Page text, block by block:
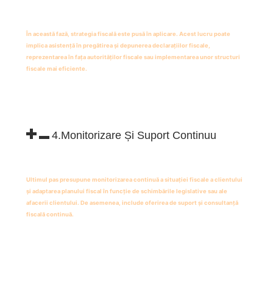
În această fază, strategia fiscală este pusă în aplicare. Acest lucru poate
implica asistență în pregătirea și depunerea declarațiilor fiscale,
reprezentarea în fața autorităților fiscale sau implementarea unor structuri
fiscale mai eficiente.
4.Monitorizare Și Suport Continuu
Ultimul pas presupune monitorizarea continuă a situației fiscale a clientului
și adaptarea planului fiscal în funcție de schimbările legislative sau ale
afacerii clientului. De asemenea, include oferirea de suport și consultanță
fiscală continuă.